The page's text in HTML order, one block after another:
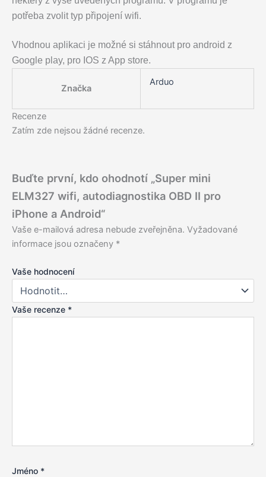
potřeba zvolit typ připojení wifi.
Vhodnou aplikaci je možné si stáhnout pro android z
Google play, pro IOS z App store.
Značka
Arduo
Recenze
Zatím zde nejsou žádné recenze.
Buďte první, kdo ohodnotí „Super mini
ELM327 wifi, autodiagnostika OBD II pro
iPhone a Android“
Vaše e-mailová adresa nebude zveřejněna. Vyžadované
informace jsou označeny *
Vaše hodnocení
Vaše recenze *
Jméno *